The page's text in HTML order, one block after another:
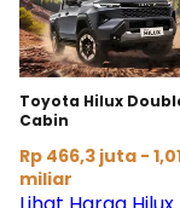
Toyota Hilux
Cabin
Rp 466,3 juta -
miliar